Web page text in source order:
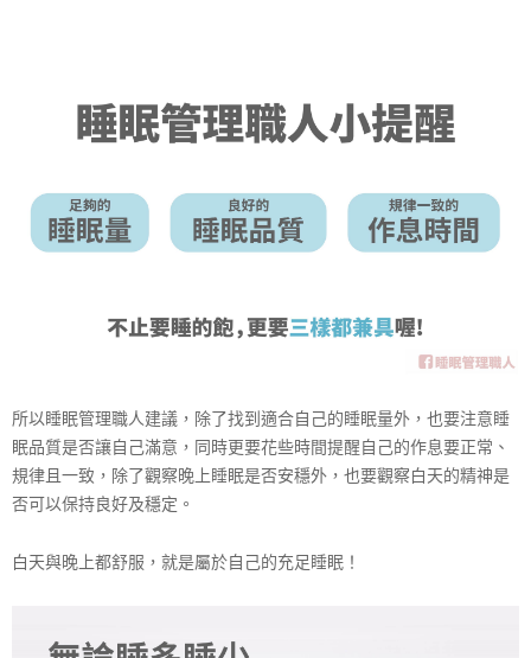
所以睡眠管理職人建議，除了找到適合自己的睡眠量外，也要注意睡
眠品質是否讓自己滿意，同時更要花些時間提醒自 己的作息要正常、
規律且一致，除了觀察晚上睡眠是否安穩外，也要觀察白天的精神是
否可以保持良好及穩定。
白天與晚上都舒服，就是屬於自己的充足睡眠！